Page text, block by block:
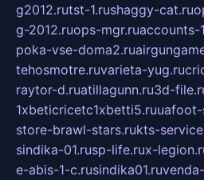
g2012.rutst-1.rushaggy-cat.ru
g-2012.ruops-mgr.ruaccounts-
poka-vse-doma2.ru
tehosmotre.ruvarieta-yug.ru
raytor-d.ruatillagunn.ru3d-
1xbeticricetc1xbetti5.ru
store-brawl-stars.rukts-
sindika-01.rusp-life.rux-
e-abis-1-c.rusindika01.ru